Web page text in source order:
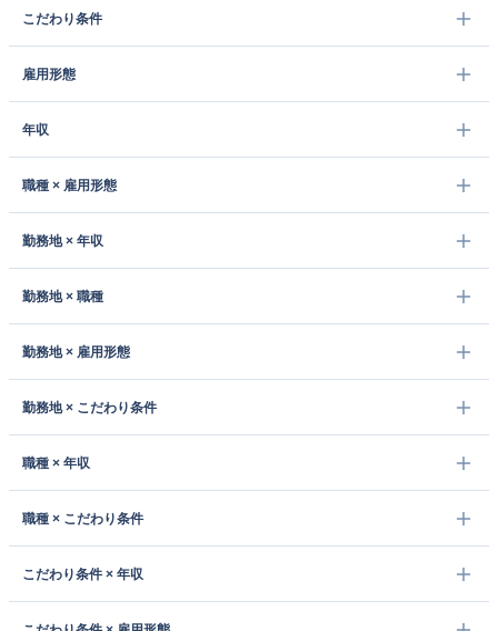
こだわり条件
雇用形態
年収
職種 × 雇用形態
勤務地 × 年収
勤務地 × 職種
勤務地 × 雇用形態
勤務地 × こだわり条件
職種 × 年収
職種 × こだわり条件
こだわり条件 × 年収